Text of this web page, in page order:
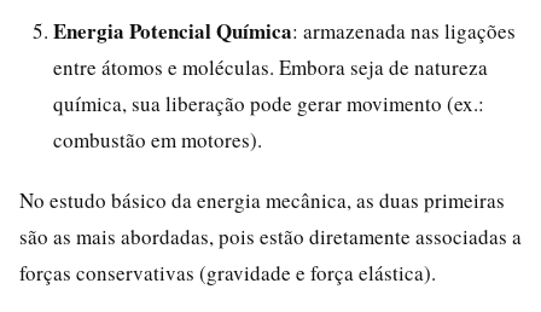
Energia Potencial Química: armazenada nas ligações
entre átomos e moléculas. Embora seja de natureza
química, sua liberação pode gerar movimento (ex.:
combustão em motores).
No estudo básico da energia mecânica, as duas primeiras
são as mais abordadas, pois estão diretamente associadas a
forças conservativas (gravidade e força elástica).